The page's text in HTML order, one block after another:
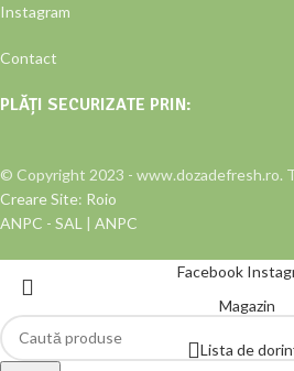
Instagram
Contact
PLĂȚI SECURIZATE PRIN:
© Copyright 2023 - www.dozadefresh.ro.
Creare Site: Roio
ANPC - SAL | ANPC
Facebook
Magazin
Lista de